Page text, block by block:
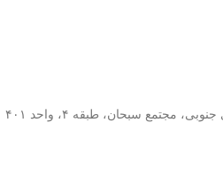
مجتمع سبحان، طبقه ۴، واحد ۴۰۱